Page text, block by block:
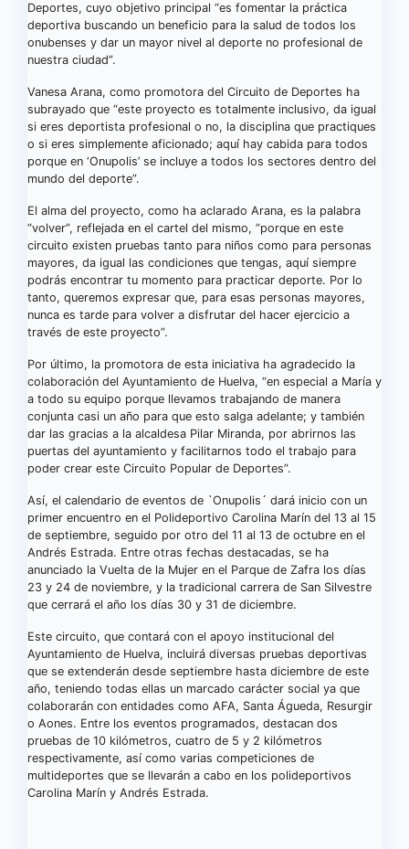
Deportes, cuyo objetivo principal “es fomentar la práctica
deportiva buscando un beneficio para la salud de todos los
onubenses y dar un mayor nivel al deporte no profesional de
nuestra ciudad”.
Vanesa Arana, como promotora del Circuito de Deportes ha
subrayado que “este proyecto es totalmente inclusivo, da igual
si eres deportista profesional o no, la disciplina que practiques
o si eres simplemente aficionado; aquí hay cabida para todos
porque en ‘Onupolis’ se incluye a todos los sectores dentro del
mundo del deporte”.
El alma del proyecto, como ha aclarado Arana, es la palabra
“volver”, reflejada en el cartel del mismo, “porque en este
circuito existen pruebas tanto para niños como para personas
mayores, da igual las condiciones que tengas, aquí siempre
podrás encontrar tu momento para practicar deporte. Por lo
tanto, queremos expresar que, para esas personas mayores,
nunca es tarde para volver a disfrutar del hacer ejercicio a
través de este proyecto”.
Por último, la promotora de esta iniciativa ha agradecido la
colaboración del Ayuntamiento de Huelva, “en especial a María y
a todo su equipo porque llevamos trabajando de manera
conjunta casi un año para que esto salga adelante; y también
dar las gracias a la alcaldesa Pilar Miranda, por abrirnos las
puertas del ayuntamiento y facilitarnos todo el trabajo para
poder crear este Circuito Popular de Deportes”.
Así, el calendario de eventos de `Onupolis´ dará inicio con un
primer encuentro en el Polideportivo Carolina Marín del 13 al 15
de septiembre, seguido por otro del 11 al 13 de octubre en el
Andrés Estrada. Entre otras fechas destacadas, se ha
anunciado la Vuelta de la Mujer en el Parque de Zafra los días
23 y 24 de noviembre, y la tradicional carrera de San Silvestre
que cerrará el año los días 30 y 31 de diciembre.
Este circuito, que contará con el apoyo institucional del
Ayuntamiento de Huelva, incluirá diversas pruebas deportivas
que se extenderán desde septiembre hasta diciembre de este
año, teniendo todas ellas un marcado carácter social ya que
colaborarán con entidades como AFA, Santa Águeda, Resurgir
o Aones. Entre los eventos programados, destacan dos
pruebas de 10 kilómetros, cuatro de 5 y 2 kilómetros
respectivamente, así como varias competiciones de
multideportes que se llevarán a cabo en los polideportivos
Carolina Marín y Andrés Estrada.